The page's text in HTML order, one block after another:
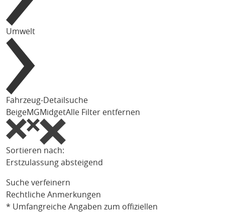
Umwelt
Fahrzeug-Detailsuche
BeigeMGMidgetAlle Filter entfernen
Sortieren nach:
Erstzulassung absteigend
Suche verfeinern
Rechtliche Anmerkungen
* Umfangreiche Angaben zum offiziellen